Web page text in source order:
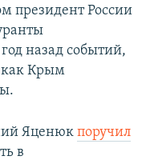
президент России
назад событий,
как Крым
Яценюк поручил
в